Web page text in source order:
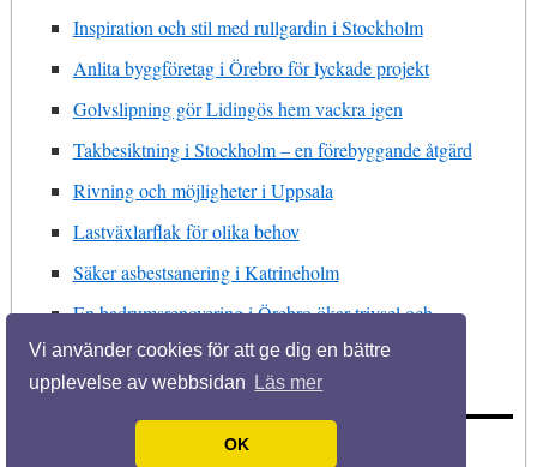
Vi använder cookies för att ge dig en bättre
upplevelse av webbsidan
Läs mer
OK
Inspiration och stil med rullgardin i Stockholm
Anlita byggföretag i Örebro för lyckade projekt
Golvslipning gör Lidingös hem vackra igen
Takbesiktning i Stockholm – en förebyggande åtgärd
Rivning och möjligheter i Uppsala
Lastväxlarflak för olika behov
Säker asbestsanering i Katrineholm
En badrumsrenovering i Örebro ökar trivsel och
fastighetens värde
© 2026 Bytaduschblandare.se. Alla rättigheter förbehållna.